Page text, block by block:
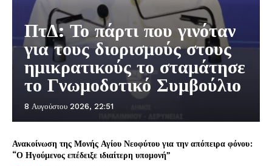
ΠτΔ: Το πάρτι που γινόταν
για τους διορισμούς στους
ημικρατικούς το σταμάτησε
το Γνωμοδοτικό Συμβούλιο
8 Αυγούστου 2026, 22:51
Ανακοίνωση της Μονής Αγίου Νεοφύτου για την απόπειρα φόνου:
“Ο Ηγούμενος επέδειξε ιδιαίτερη υπομονή”